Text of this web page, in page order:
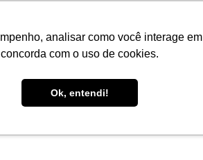
analisar como você interage
concorda com o uso de cookies.
Ok, entendi!
TODOS OS CURSOS PACOTES